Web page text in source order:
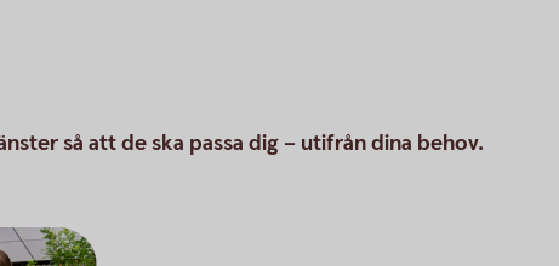
så att de ska passa dig – utifrån dina behov.